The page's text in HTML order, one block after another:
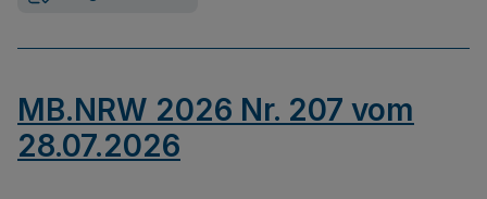
MB.NRW 2026 Nr. 207 vom
28.07.2026